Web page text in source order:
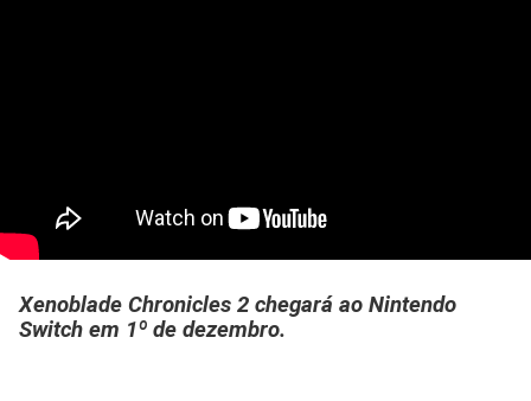
Xenoblade Chronicles 2 chegará ao Nintendo
Switch em 1º de dezembro.